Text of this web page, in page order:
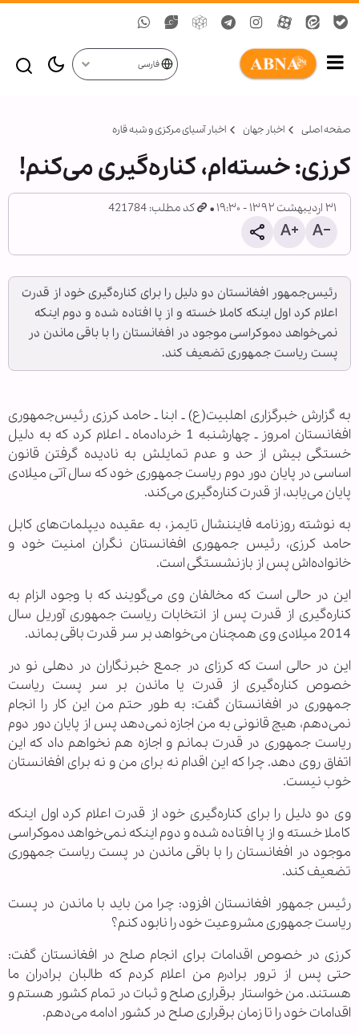
فارسی
صفحه اصلی اخبار جهان اخبار آسیای مرکزی و شبه قاره
کرزی: خسته‌ام، کناره‌گیری می‌کنم!
۳۱ اردیبهشت ۱۳۹۲ - ۱۹:۳۰ کد مطلب: 421784
رئیس‌جمهور افغانستان دو دلیل را برای کناره‌گیری خود از قدرت
اعلام کرد اول اینکه کاملا خسته و از پا افتاده شده و دوم اینکه
نمی‌خواهد دموکراسی موجود در افغانستان را با باقی ماندن در
پست ریاست جمهوری تضعیف کند.
به گزارش خبرگزاری اهل‏بیت(ع) ـ ابنا ـ حامد کرزی رئیس‌جمهوری
افغانستان امروز ـ چهارشنبه 1 خردادماه ـ اعلام کرد که به دلیل
خستگی بیش از حد و عدم تمایلش به نادیده گرفتن قانون
اساسی در پایان دور دوم ریاست جمهوری خود که سال آتی میلادی
پایان می‌یابد، از قدرت کناره‌گیری می‌کند.
به نوشته روزنامه فایننشال تایمز، به عقیده دیپلمات‌های کابل
حامد کرزی،‌ رئیس جمهوری افغانستان نگران امنیت خود و
خانواده‌اش پس از بازنشستگی است.
این در حالی است که مخالفان وی می‌گویند که با وجود الزام به
کناره‌گیری از قدرت پس از انتخابات ریاست جمهوری آوریل سال
2014 میلادی وی همچنان می‌خواهد بر سر قدرت باقی بماند.
این در حالی است که کرزای در جمع خبرنگاران در دهلی نو در
خصوص کناره‌گیری از قدرت یا ماندن بر سر پست ریاست
جمهوری در افغانستان گفت: به طور حتم من این کار را انجام
نمی‌دهم، هیچ قانونی به من اجازه نمی‌دهد پس از پایان دور دوم
ریاست جمهوری در قدرت بمانم و اجازه هم نخواهم داد که این
اتفاق روی دهد. چرا که این اقدام نه برای من و نه برای افغانستان
خوب نیست.
وی دو دلیل را برای کناره‌گیری خود از قدرت اعلام کرد اول اینکه
کاملا خسته و از پا افتاده شده و دوم اینکه نمی‌خواهد دموکراسی
موجود در افغانستان را با باقی ماندن در پست ریاست جمهوری
تضعیف کند.
رئیس جمهور افغانستان افزود: چرا من باید با ماندن در پست
ریاست جمهوری مشروعیت خود را نابود کنم؟
کرزی در خصوص اقدامات برای انجام صلح در افغانستان گفت:
حتی پس از ترور برادرم من اعلام کردم که طالبان برادران ما
هستند. من خواستار برقراری صلح و ثبات در تمام کشور هستم و
اقدامات خود را تا زمان برقراری صلح در کشور ادامه می‌دهم.